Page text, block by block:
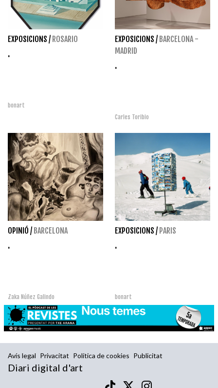
EXPOSICIONS / ROSARIO
.
bonart
EXPOSICIONS / BARCELONA -
MADRID
.
Carles Toribio
OPINIÓ / BARCELONA
.
Zaka Núñez Galindo
EXPOSICIONS / PARIS
.
bonart
Avís legal Privacitat Política de cookies Publicitat
Diari digital d'art